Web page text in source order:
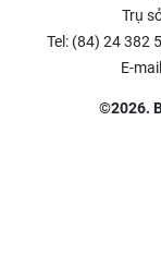
Trụ
Tel: (84) 24 382
E-
©2026.